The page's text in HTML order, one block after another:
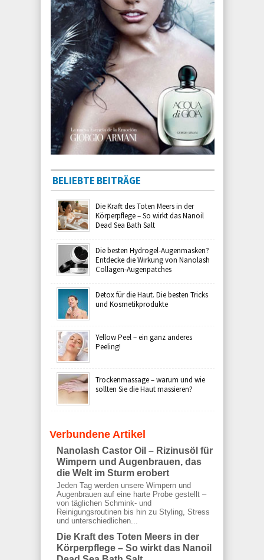
BELIEBTE BEITRÄGE
Die Kraft des Toten Meers in der
Körperpflege – So wirkt das Nanoil
Dead Sea Bath Salt
Die besten Hydrogel-Augenmasken?
Entdecke die Wirkung von Nanolash
Collagen-Augenpatches
Detox für die Haut. Die besten Tricks
und Kosmetikprodukte
Yellow Peel – ein ganz anderes
Peeling!
Trockenmassage – warum und wie
sollten Sie die Haut massieren?
Verbundene Artikel
Nanolash Castor Oil – Rizinusöl für
Wimpern und Augenbrauen, das
die Welt im Sturm erobert
Jeden Tag werden unsere Wimpern und
Augenbrauen auf eine harte Probe gestellt –
von täglichen Schmink- und
Reinigungsroutinen bis hin zu Styling, Stress
und unterschiedlichen...
Die Kraft des Toten Meers in der
Körperpflege – So wirkt das Nanoil